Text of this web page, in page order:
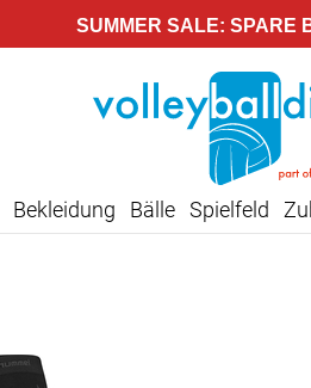
SUMMER SALE: SPARE
Bekleidung Bälle Spielfeld